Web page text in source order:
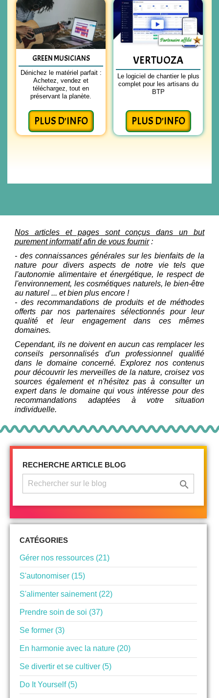
GREEN MUSICIANS
Dénichez le matériel parfait :
Achetez, vendez et
téléchargez, tout en
préservant la planète.
PLUS D'INFO
VERTUOZA
Le logiciel de chantier le plus
complet pour les artisans du
BTP
PLUS D'INFO
Nos articles et pages sont conçus dans un but
purement informatif afin de vous fournir:
- des connaissances générales sur les bienfaits de la
nature pour divers aspects de notre vie tels que
l'autonomie alimentaire et énergétique, le respect de
l'environnement, les cosmétiques naturels, le bien-être
au naturel ... et bien plus encore !
- des recommandations de produits et de méthodes
offerts par nos partenaires sélectionnés pour leur
qualité et leur engagement dans ces mêmes
domaines.
Cependant, ils ne doivent en aucun cas remplacer les
conseils personnalisés d'un professionnel qualifié
dans le domaine concerné. Explorez nos contenus
pour découvrir les merveilles de la nature, croisez vos
sources également et n'hésitez pas à consulter un
expert dans le domaine qui vous intéresse pour des
recommandations adaptées à votre situation
individuelle.
RECHERCHE ARTICLE BLOG

CATÉGORIES
Gérer nos ressources (21)
S'autonomiser (15)
S'alimenter sainement (22)
Prendre soin de soi (37)
Se former (3)
En harmonie avec la nature (20)
Se divertir et se cultiver (5)
Do It Yourself (5)